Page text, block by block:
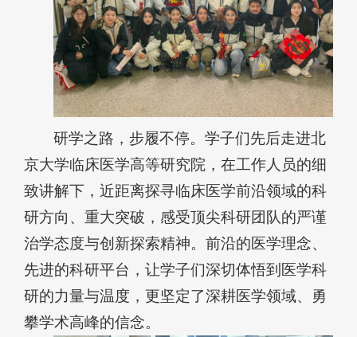
研学之路，步履不停。学子们先后走进北
京大学临床医学高等研究院，在工作人员的细
致讲解下，近距离探寻临床医学前沿领域的科
研方向、重大突破，感受顶尖科研团队的严谨
治学态度与创新探索精神。前沿的医学理念、
先进的科研平台，让学子们深切体悟到医学科
研的力量与温度，更坚定了深耕医学领域、勇
攀学术高峰的信念。